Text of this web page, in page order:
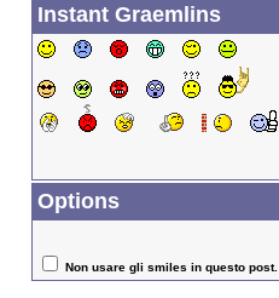
Instant Graemlins
Options
Non usare gli smiles in questo post.